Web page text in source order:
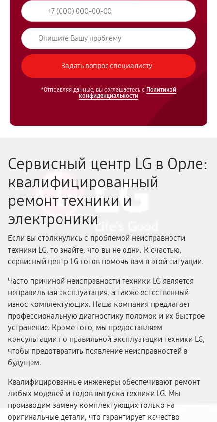
*Отправляя данные, вы соглашаетесь с Политикой
конфиденциальности
Сервисный центр LG в Орле:
квалифицированный
ремонт техники и
электроники
Если вы столкнулись с проблемой неисправности
техники LG, то знайте, что вы не одни. К счастью,
сервисный центр LG готов помочь вам в этой ситуации.
Часто причиной неисправности техники LG является
неправильная эксплуатация, а также естественный
износ комплектующих. Наша компания предлагает
профессиональную диагностику поломок и их быстрое
устранение. Кроме того, мы предоставляем
консультации по правильной эксплуатации техники LG,
чтобы предотвратить появление неисправностей в
будущем.
Квалифицированные инженеры обеспечивают ремонт
любых моделей и годов выпуска техники LG. Мы
производим замену комплектующих только на
оригинальные детали, что гарантирует качество